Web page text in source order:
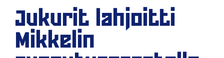
Jukurit lahjoitti
Mikkelin